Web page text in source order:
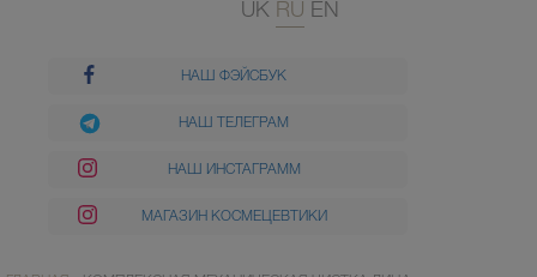
UK RU EN
НАШ ФЭЙСБУК
НАШ ТЕЛЕГРАМ
НАШ ИНСТАГРАММ
МАГАЗИН КОСМЕЦЕВТИКИ